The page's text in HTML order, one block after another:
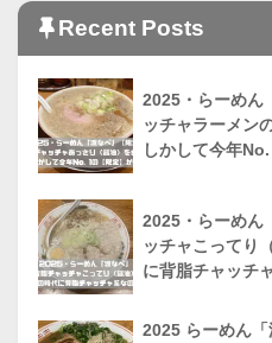
Recent Posts
2025・らーめん
ッチャラーメン
しかして今年
2025・らーめん
ッチャこってり
に背脂チャッチ
2025 らーめん